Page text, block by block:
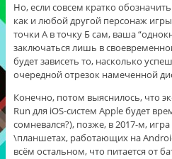
Но, если совсем кратко
как и любой другой персонаж
точки А в точку Б сам, ваша
заключаться лишь в
будет зависеть то, насколько
очередной отрезок намеченной
Конечно, потом выяснилось, что
Run для iOS-систем Apple будет
сомневался?), позже, в 2017-м,
\планшетах, работающих на
всём остальном, что питается от